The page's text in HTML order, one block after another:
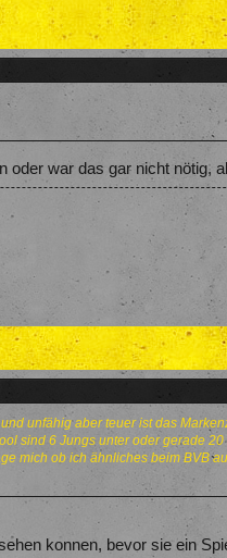
oder war das gar nicht nötig,
unfähig aber teuer ist das
sind 6 Jungs unter oder gerade 20
mich ob ich ähnliches beim BVB
konnen, bevor sie ein